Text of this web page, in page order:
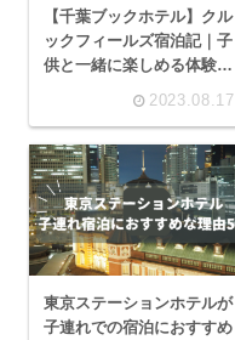
【千葉ブックホテル】クル
ックフィールズ宿泊記｜子
供と一緒に楽しめる体験型
2023.08.17
東京ステーションホテルが
子連れでの宿泊におすすめ